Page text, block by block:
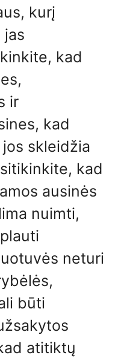
kurį
jas
kad
ir
kad
skleidžia
kad
ausinės
nuimti,
neturi
būti
atitiktų